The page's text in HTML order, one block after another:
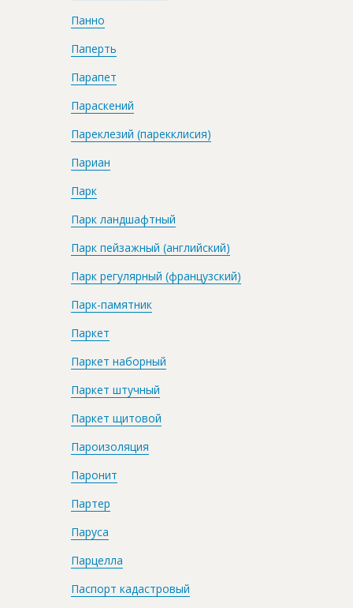
Панно
Паперть
Парапет
Параскений
Пареклезий (парекклисия)
Париан
Парк
Парк ландшафтный
Парк пейзажный (английский)
Парк регулярный (французский)
Парк-памятник
Паркет
Паркет наборный
Паркет штучный
Паркет щитовой
Пароизoляция
Паронит
Партер
Паруса
Парцелла
Паспорт кадастровый